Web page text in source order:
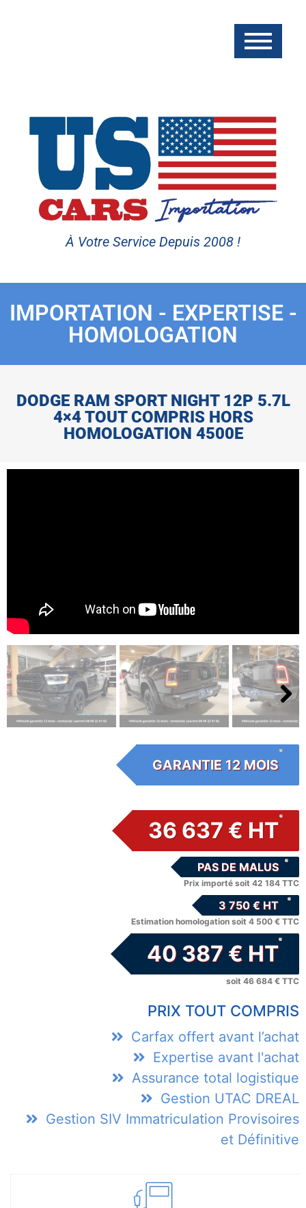
À Votre Service Depuis 2008 !
IMPORTATION - EXPERTISE -
HOMOLOGATION
DODGE RAM SPORT NIGHT 12P 5.7L
4×4 TOUT COMPRIS HORS
HOMOLOGATION 4500E
Next
GARANTIE 12 MOIS
36 637 € HT
PAS DE MALUS
Prix importé soit 42 184 TTC
3 750 € HT
Estimation homologation soit 4 500 € TTC
40 387 € HT
soit 46 684 € TTC
PRIX TOUT COMPRIS
Carfax offert avant l’achat
Expertise avant l'achat
Assurance total logistique
Gestion UTAC DREAL
Gestion SIV Immatriculation Provisoires
et Définitive
Bienvenue chez US Cars Importation, je suis en ligne pour